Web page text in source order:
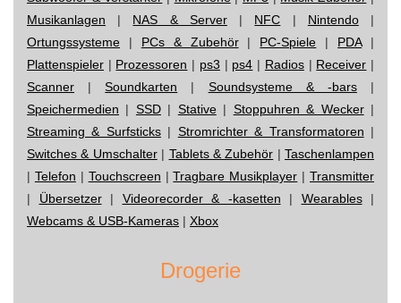
Musikanlagen | NAS & Server| NFC | Nintendo|
Ortungssysteme | PCs & Zubehör| PC-Spiele | PDA|
Plattenspieler | Prozessoren | ps3 | ps4 | Radios| Receiver |
Scanner |Soundkarten | Soundsysteme & -bars|
Speichermedien | SSD| Stative| Stoppuhren & Wecker|
Streaming & Surfsticks| Stromrichter & Transformatoren |
Switches & Umschalter| Tablets & Zubehör | Taschenlampen
| Telefon | Touchscreen |Tragbare Musikplayer | Transmitter
| Übersetzer| Videorecorder & -kasetten | Wearables|
Webcams & USB-Kameras | Xbox
Drogerie